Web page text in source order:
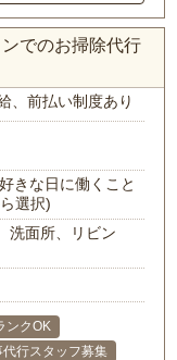
でのお掃除代行
、前払い制度あり
きな日に働くこと
選択)
洗面所、リビン
ンクOK
代行スタッフ募集